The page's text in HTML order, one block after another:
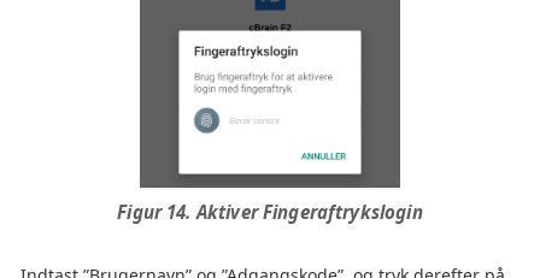
Figur 14. Aktiver Fingeraftrykslogin